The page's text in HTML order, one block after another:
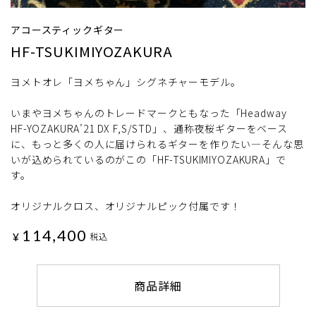
アコースティックギター
HF-TSUKIMIYOZAKURA
ヨメトオレ「ヨメちゃん」シグネチャーモデル。
いまやヨメちゃんのトレードマークともなった「Headway
HF-YOZAKURA’21 DX F,S/STD」、通称夜桜ギターをベース
に、もっと多くの人に届けられるギターを作りたい―そんな思
いが込められているのがこの「HF-TSUKIMIYOZAKURA」で
す。
オリジナルクロス、オリジナルピック付属です！
¥ 114,400 税込
商品詳細